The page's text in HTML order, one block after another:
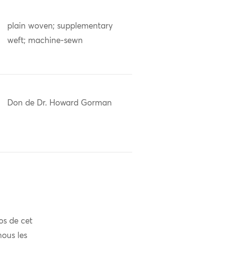
plain woven; supplementary
weft; machine-sewn
Don de Dr. Howard Gorman
de cet
les